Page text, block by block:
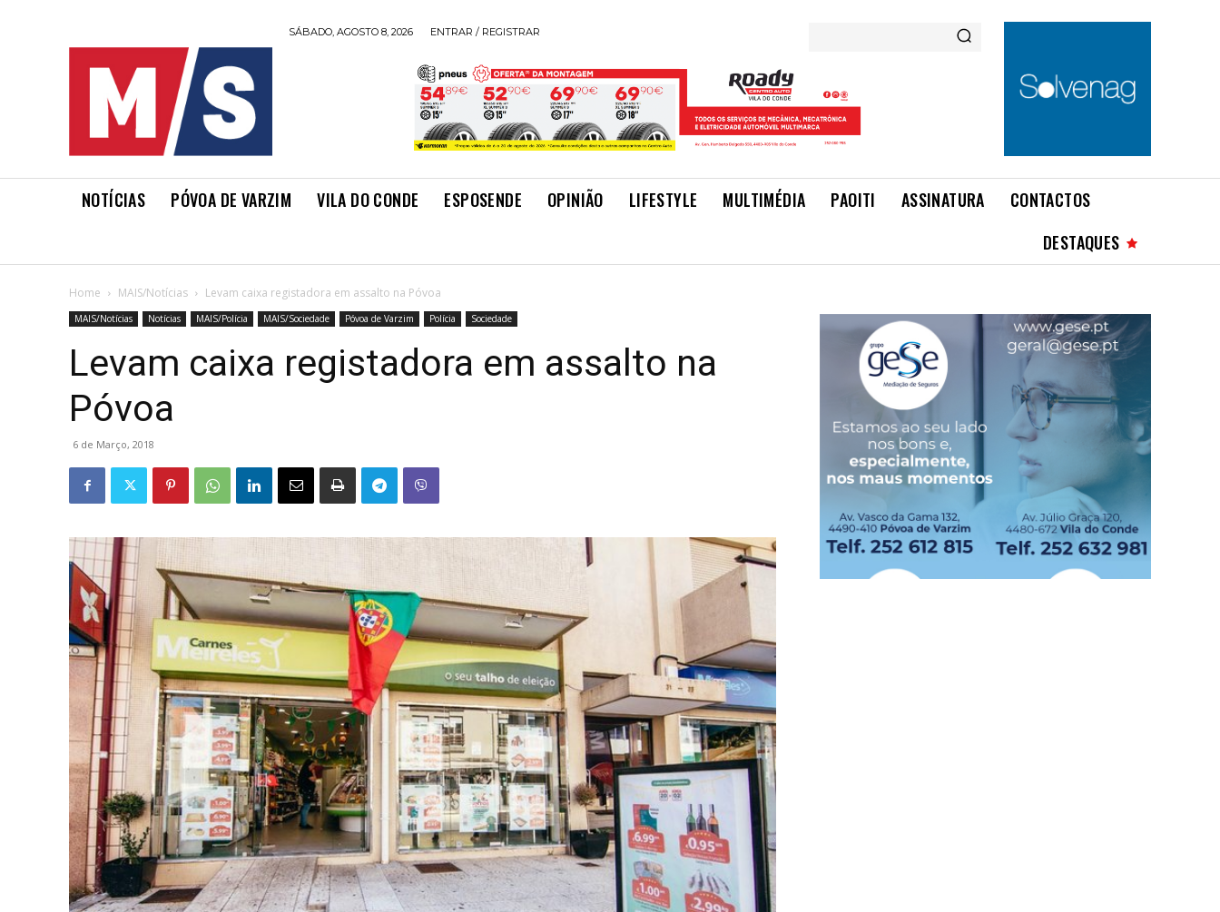
SÁBADO, AGOSTO 8, 2026 ENTRAR / REGISTRAR
NOTÍCIAS PÓVOA DE VARZIM VILA DO CONDE ESPOSENDE OPINIÃO LIFESTYLE MULTIMÉDIA PAOITI ASSINATURA
CONTACTOS
DESTAQUES
Home MAIS/Notícias Levam caixa registadora em assalto na Póvoa
MAIS/Notícias Notícias MAIS/Polícia MAIS/Sociedade Póvoa de Varzim Polícia Sociedade
Levam caixa registadora em assalto na
Póvoa
6 de Março, 2018